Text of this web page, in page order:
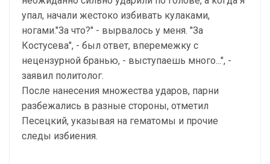
упал, начали жестоко избивать кулаками,
ногами."За что?" - вырвалось у меня. "За
Костусева", - был ответ, вперемежку с
нецензурной бранью, - выступаешь много...", -
заявил политолог.
После нанесения множества ударов, парни
разбежались в разные стороны, отметил
Песецкий, указывая на гематомы и прочие
следы избиения.